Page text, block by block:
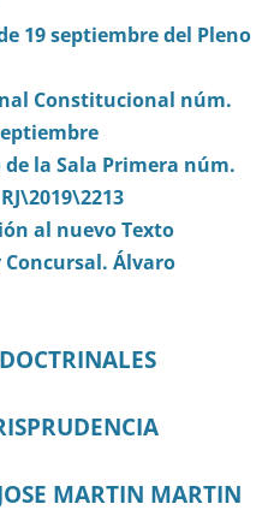
19 septiembre del Pleno
Constitucional núm.
la Sala Primera núm.
al nuevo Texto
Concursal. Álvaro
MARTIN MARTIN